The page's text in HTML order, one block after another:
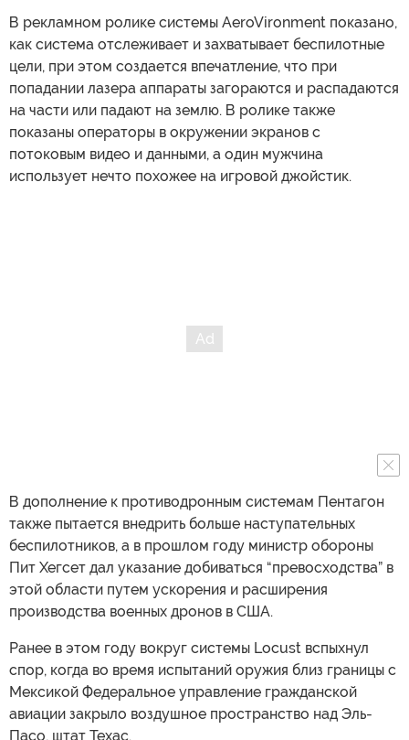
В рекламном ролике системы AeroVironment показано,
как система отслеживает и захватывает беспилотные
цели, при этом создается впечатление, что при
попадании лазера аппараты загораются и распадаются
на части или падают на землю. В ролике также
показаны операторы в окружении экранов с
потоковым видео и данными, а один мужчина
использует нечто похожее на игровой джойстик.
В дополнение к противодронным системам Пентагон
также пытается внедрить больше наступательных
беспилотников, а в прошлом году министр обороны
Пит Хегсет дал указание добиваться “превосходства” в
этой области путем ускорения и расширения
производства военных дронов в США.
Ранее в этом году вокруг системы Locust вспыхнул
спор, когда во время испытаний оружия близ границы с
Мексикой Федеральное управление гражданской
авиации закрыло воздушное пространство над Эль-
Пасо, штат Техас.